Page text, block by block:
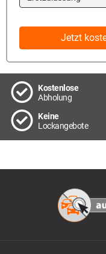
Jetzt
Kostenlose
Abholung
Keine
Lockangebote